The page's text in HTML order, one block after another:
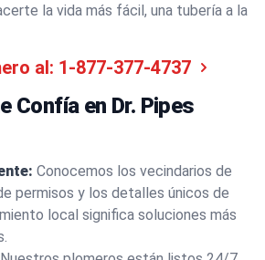
la vida más fácil, una tubería a la
al: 1-877-377-4737
Confía en Dr. Pipes
Conocemos los vecindarios de
permisos y los detalles únicos de
local significa soluciones más